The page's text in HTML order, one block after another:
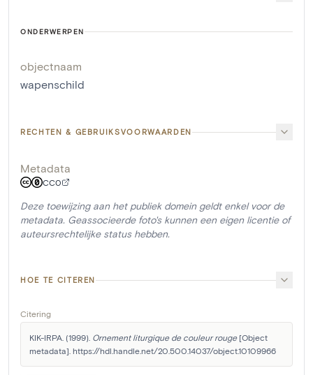
ONDERWERPEN
objectnaam
wapenschild
RECHTEN & GEBRUIKSVOORWAARDEN
Metadata
CC0
Deze toewijzing aan het publiek domein geldt enkel voor de
metadata. Geassocieerde foto's kunnen een eigen licentie of
auteursrechtelijke status hebben.
HOE TE CITEREN
Citering
KIK-IRPA. (1999). Ornement liturgique de couleur rouge [Object
metadata]. https://hdl.handle.net/20.500.14037/object.10109966